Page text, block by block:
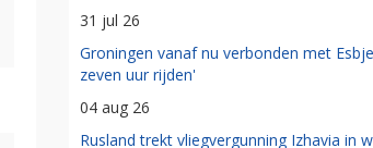
31 jul 26
Groningen vanaf nu verbonden met
zeven uur rijden'
04 aug 26
Rusland trekt vliegvergunning Izhavia in